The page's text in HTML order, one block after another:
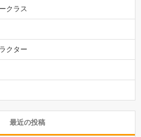
クラス
クター
最近の投稿